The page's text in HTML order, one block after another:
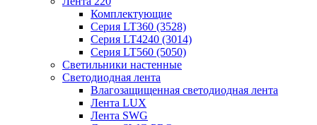
Комплектующие
Серия LT360 (3528)
Серия LT4240 (3014)
Серия LT560 (5050)
Светильники настенные
Светодиодная лента
Влагозащищенная светодиодная лента
Лента LUX
Лента SWG